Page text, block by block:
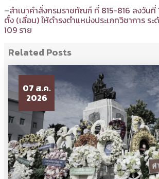
–สำเนาคำสั่งกรมราชทัณฑ์ ที่ 815-816 ลงวัน
ตั้ง (เลื่อน) ให้ดำรงตำแหน่งประเภทวิชาการ ร
109 ราย
Related Posts
07 ส.ค.
2026